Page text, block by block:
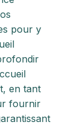
pour y
en tant
fournir